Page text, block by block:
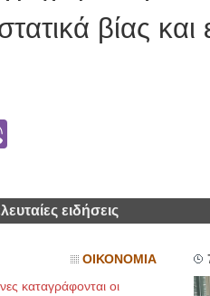
βίας
ειδήσεις
ΟΙΚΟΝΟΜΙΑ
καταγράφονται οι